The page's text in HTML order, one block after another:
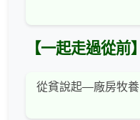
【一起走過從前】
從貧說起—廠房牧養